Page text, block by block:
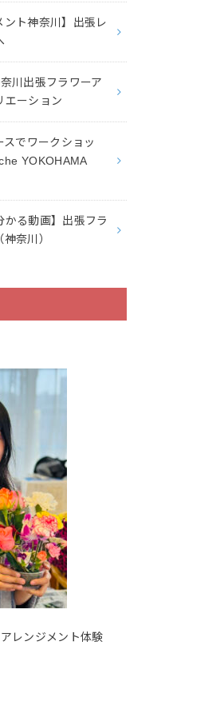
ント神奈川】出張レ
川出張フラワーア
ーション
でワークショッ
YOKOHAMA
かる動画】出張フラ
奈川）
レンジメント体験